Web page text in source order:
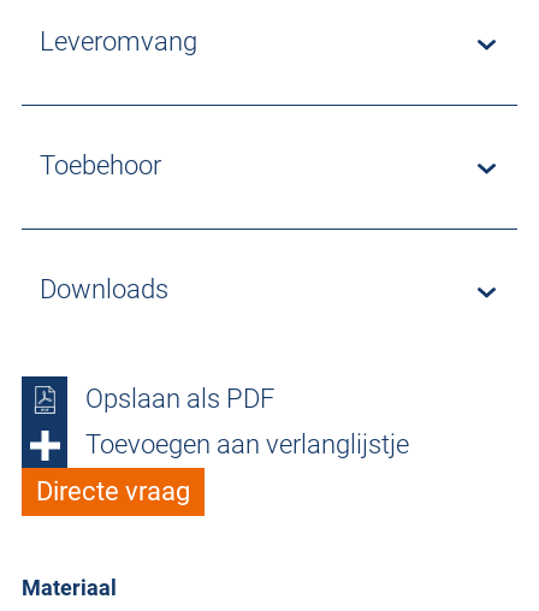
Leveromvang
Toebehoor
Downloads
Opslaan als PDF
Toevoegen aan verlanglijstje
Directe vraag
Materiaal